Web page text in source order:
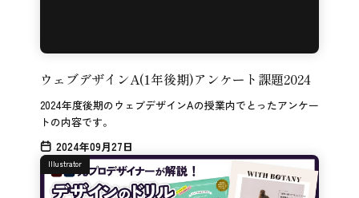
ウェブデザインA(1年後期)アンケート課題2024
2024年度後期のウェブデザインAの授業内でとったアンケー
トの内容です。
2024年09月27日
Illustrator